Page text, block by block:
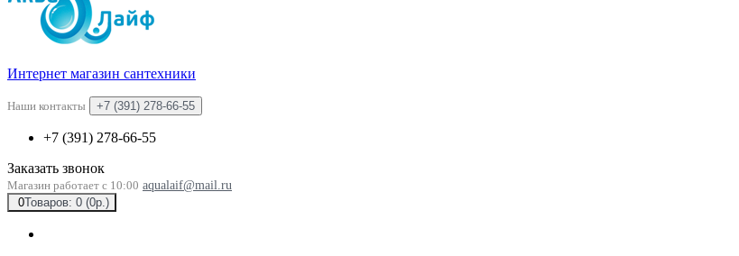
Интернет магазин сантехники
Наши контакты +7 (391) 278-66-55
+7 (391) 278-66-55
Заказать звонок
Магазин работает с 10:00 aqualaif@mail.ru
0Товаров: 0 (0р.)